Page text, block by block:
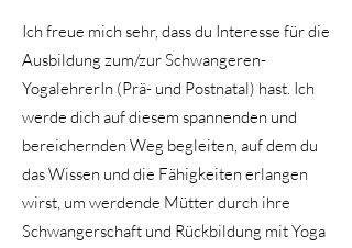
Ich freue mich sehr, dass du Interesse für die
Ausbildung zum/zur Schwangeren-
YogalehrerIn (Prä- und Postnatal) hast. Ich
werde dich auf diesem spannenden und
bereichernden Weg begleiten, auf dem du
das Wissen und die Fähigkeiten erlangen
wirst, um werdende Mütter durch ihre
Schwangerschaft und Rückbildung mit Yoga